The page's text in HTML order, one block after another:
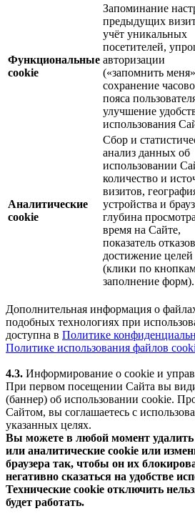
Функциональные
cookie
Запоминание
предыдущих
учёт уникальных
посетителей,
авторизации
(«запомнить
сохранение
пояса
улучшение
использования
Аналитические
cookie
Сбор и
анализ данных об
использовании
количество и
визитов,
устройства и
глубина
время на Сайте,
показатель
достижение целей
(клики по
заполнение форм).
Дополнительная информация о
подобных технологиях при
доступна в Политике
Политике использования файлов
4.3. Информирование о cookie и
При первом посещении Сайта вы
(баннер) об использовании cookie.
Сайтом, вы соглашаетесь с
указанных целях.
Вы можете в любой момент
или аналитические cookie или
браузера так, чтобы он их
негативно сказаться на удобстве
Технические cookie отключить
будет работать.